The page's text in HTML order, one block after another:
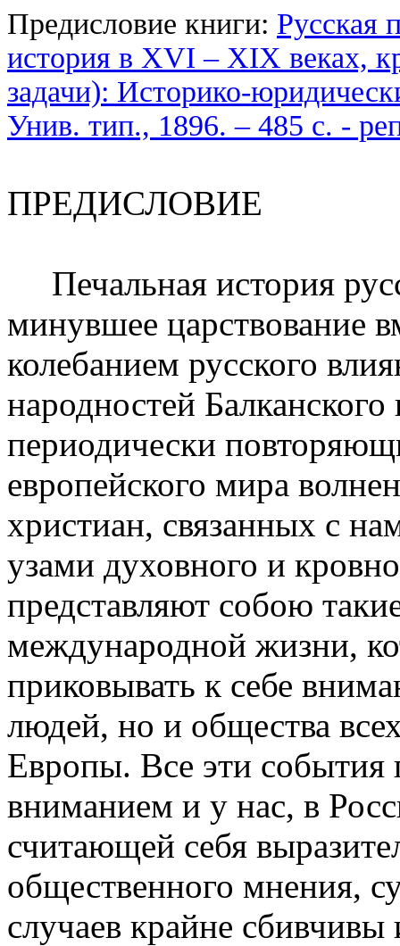
Предисловие книги: Русская
история в XVI – XIX веках,
задачи): Историко-
Унив. тип., 1896. – 485 с. -
ПРЕДИСЛОВИЕ
Печальная история
минувшее царствование
колебанием русского
народностей
периодически
европейского мира
христиан, связанных с
узами духовного и
представляют собою
международной жизни,
приковывать к себе
людей, но и общества
Европы. Все эти события
вниманием и у нас, в
считающей себя
общественного мнения,
случаев крайне